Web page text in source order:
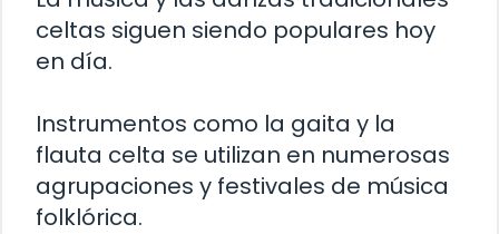
celtas siguen siendo populares hoy
en día.
Instrumentos como la gaita y la
flauta celta se utilizan en numerosas
agrupaciones y festivales de música
folklórica.